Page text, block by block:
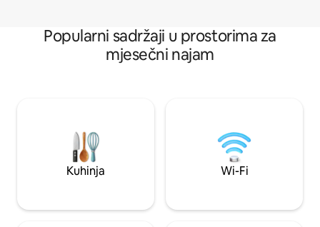
Popularni sadržaji u prostorima za
mjesečni najam
Kuhinja Wi-Fi